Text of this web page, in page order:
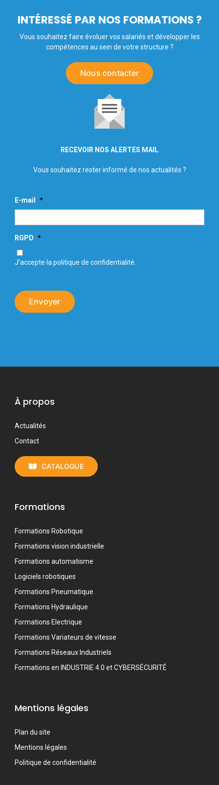
INTÉRESSÉ PAR NOS FORMATIONS ?
Vous souhaitez faire évoluer vos salariés et développer les
compétences au sein de votre structure ?
Nous contacter
RECEVOIR NOS ALERTES MAIL
Vous souhaitez rester informé de nos actualités ?
E-mail *
RGPD *
J’accepte la politique de confidentialité.
Envoyer
À propos
Actualités
Contact
CATALOGUE
Formations
Formations Robotique
Formations vision industrielle
Formations automatisme
Logiciels robotiques
Formations Pneumatique
Formations Hydraulique
Formations Electrique
Formations Variateurs de vitesse
Formations Réseaux Industriels
Formations en INDUSTRIE 4.0 et CYBERSÉCURITÉ
Mentions légales
Plan du site
Mentions légales
Politique de confidentialité